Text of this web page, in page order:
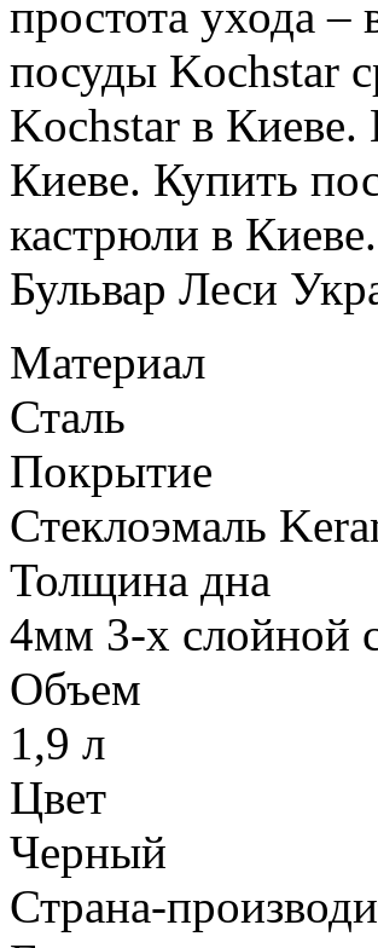
простота ухода –
посуды Kochstar
Kochstar в Киеве.
Киеве. Купить
кастрюли в
Бульвар Леси
Материал
Сталь
Покрытие
Стеклоэмаль
Толщина дна
4мм 3-х слойной
Объем
1,9 л
Цвет
Черный
Страна-